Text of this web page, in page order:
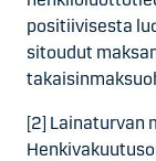
positiivisesta
sitoudut
[2] Lainaturvan